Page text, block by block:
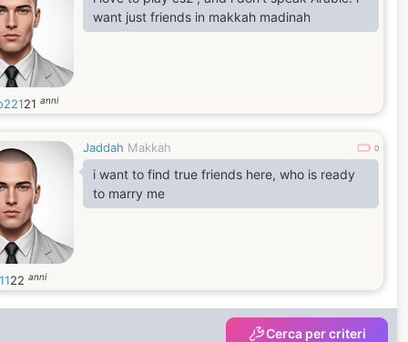
want just friends in makkah madinah
21 anni
Jaddah Makkah 0
i want to find true friends here, who is ready
to marry me
22 anni
Cerca per criteri